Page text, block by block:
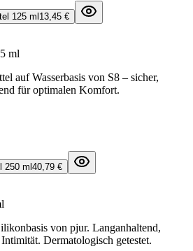
125 ml 13,45 €
ml
auf Wasserbasis von S8 – sicher,
für optimalen Komfort.
250 ml 40,79 €
von pjur. Langanhaltend,
Dermatologisch getestet.